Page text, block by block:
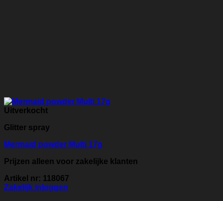
Uitverkocht
Glitter spray
Mermaid powder Multi 17g
Prijzen alleen voor zakelijke klanten
Artikel nr: 118067
Zakelijk inloggen